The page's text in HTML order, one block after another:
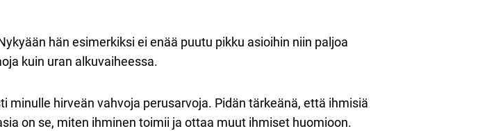
hän esimerkiksi ei enää puutu pikku asioihin niin paljoa
kuin uran alkuvaiheessa.
minulle hirveän vahvoja perusarvoja. Pidän tärkeänä, että ihmisiä
on se, miten ihminen toimii ja ottaa muut ihmiset huomioon.